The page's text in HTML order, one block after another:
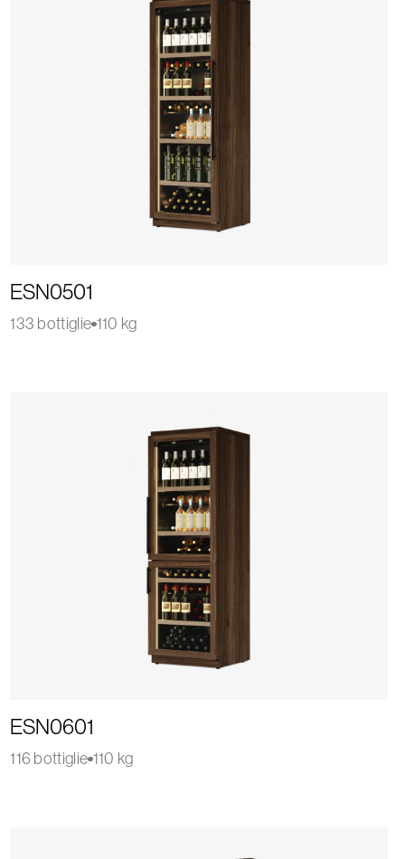
ESN0501
133 bottiglie 110 kg
ESN0601
116 bottiglie 110 kg